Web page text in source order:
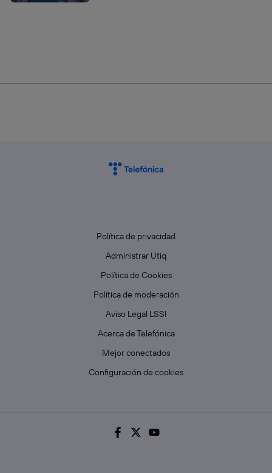
Política de privacidad
Administrar Utiq
Política de Cookies
Política de moderación
Aviso Legal LSSI
Acerca de Telefónica
Mejor conectados
Configuración de cookies